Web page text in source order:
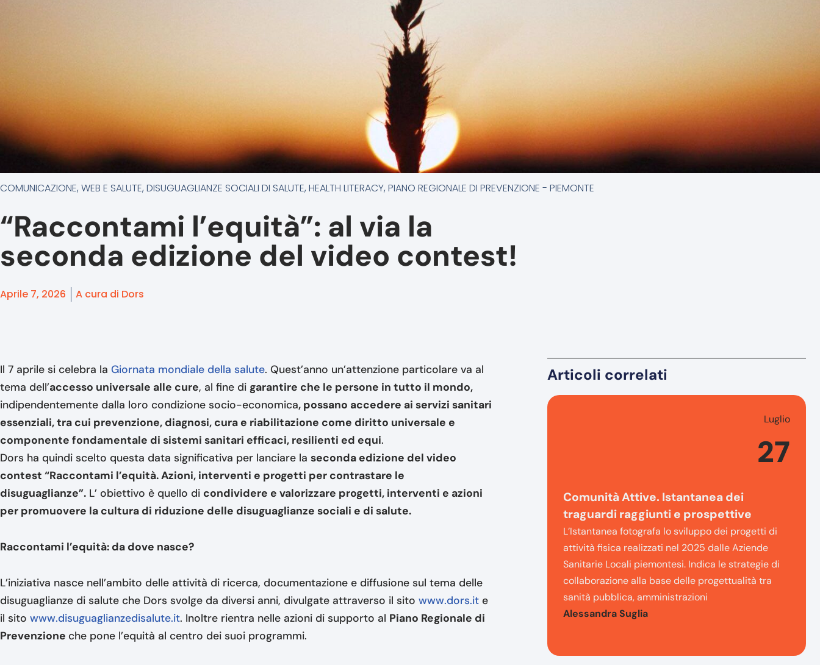
COMUNICAZIONE, WEB E SALUTE, DISUGUAGLIANZE SOCIALI DI SALUTE, HEALTH LITERACY, PIANO REGIONALE DI PREVENZIONE - PIEMONTE
“Raccontami l’equità”: al via la
seconda edizione del video contest!
Aprile 7, 2026 A cura di Dors
Il 7 aprile si celebra la Giornata mondiale della salute. Quest’anno un’attenzione particolare va al
tema dell’accesso universale alle cure, al fine di garantire che le persone in tutto il mondo,
indipendentemente dalla loro condizione socio-economica, possano accedere ai servizi sanitari
essenziali, tra cui prevenzione, diagnosi, cura e riabilitazione come diritto universale e
componente fondamentale di sistemi sanitari efficaci, resilienti ed equi.
Dors ha quindi scelto questa data significativa per lanciare la seconda edizione del video
contest “Raccontami l’equità. Azioni, interventi e progetti per contrastare le
disuguaglianze”. L’ obiettivo è quello di condividere e valorizzare progetti, interventi e azioni
per promuovere la cultura di riduzione delle disuguaglianze sociali e di salute.
Raccontami l’equità: da dove nasce?
L’iniziativa nasce nell’ambito delle attività di ricerca, documentazione e diffusione sul tema delle
disuguaglianze di salute che Dors svolge da diversi anni, divulgate attraverso il sito www.dors.it e
il sito www.disuguaglianzedisalute.it. Inoltre rientra nelle azioni di supporto al Piano Regionale di
Prevenzione che pone l’equità al centro dei suoi programmi.
Articoli correlati
Luglio
27
Comunità Attive. Istantanea dei
traguardi raggiunti e prospettive
L’Istantanea fotografa lo sviluppo dei progetti di
attività fisica realizzati nel 2025 dalle Aziende
Sanitarie Locali piemontesi. Indica le strategie di
collaborazione alla base delle progettualità tra
sanità pubblica, amministrazioni
Alessandra Suglia